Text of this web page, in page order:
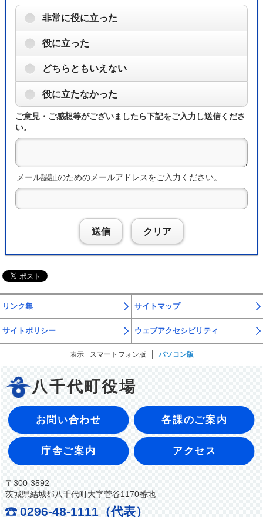
非常に役に立った
役に立った
どちらともいえない
役に立たなかった
ご意見・ご感想等がございましたら下記をご入力し送信くださ
い。
メール認証のためのメールアドレスをご入力ください。
送信 クリア
リンク集 サイトマップ
サイトポリシー ウェブアクセシビリティ
表示 スマートフォン版 パソコン版
八千代町役場
お問い合わせ 各課のご案内
庁舎ご案内 アクセス
〒300-3592
茨城県結城郡八千代町大字菅谷1170番地
0296-48-1111（代表）